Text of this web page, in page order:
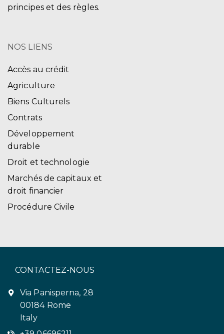
principes et des règles.
NOS LIENS
Accès au crédit
Agriculture
Biens Culturels
Contrats
Développement
durable
Droit et technologie
Marchés de capitaux et
droit financier
Procédure Civile
CONTACTEZ-NOUS
Via Panisperna, 28
00184 Rome
Italy